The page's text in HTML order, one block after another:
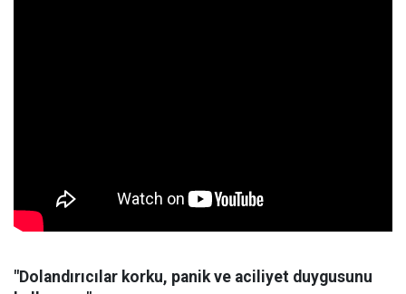
"Dolandırıcılar korku, panik ve aciliyet duygusunu